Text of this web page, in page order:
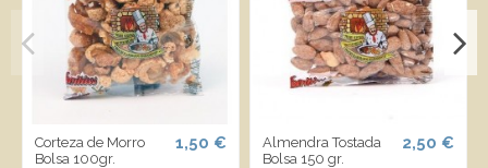
Corteza de Morro
Bolsa 100gr.
1,50 €
Almendra Tostada
Bolsa 150 gr.
2,50 €